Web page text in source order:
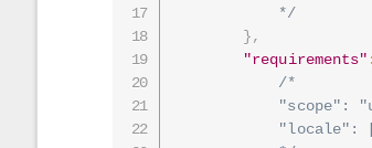
            */
},
"requirements" :
/*
"scope":
"locale":